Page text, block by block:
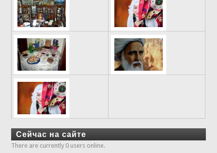
Сейчас на сайте
There are currently 0 users online.